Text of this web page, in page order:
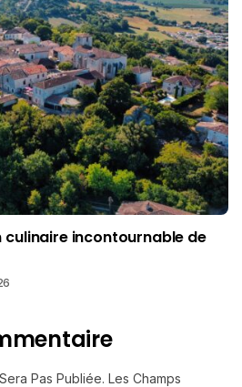
culinaire incontournable de
Pas Publiée. Les Champs